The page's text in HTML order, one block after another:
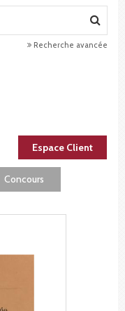
Recherche avancée
Espace Client
Concours